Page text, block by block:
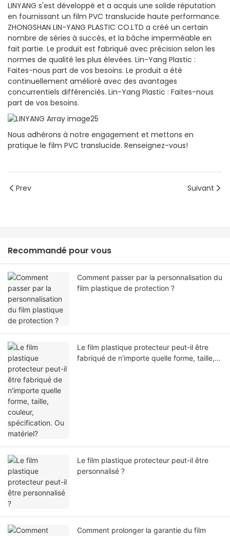
LINYANG s'est développé et a acquis une solide réputation
en fournissant un film PVC translucide haute performance.
ZHONGSHAN LIN-YANG PLASTIC CO.LTD a créé un certain
nombre de séries à succès, et la bâche imperméable en
fait partie. Le produit est fabriqué avec précision selon les
normes de qualité les plus élevées. Lin-Yang Plastic :
Faites-nous part de vos besoins. Le produit a été
continuellement amélioré avec des avantages
concurrentiels différenciés. Lin-Yang Plastic : Faites-nous
part de vos besoins.
Nous adhérons à notre engagement et mettons en
pratique le film PVC translucide. Renseignez-vous!
Prev Suivant
Recommandé pour vous
Comment passer par la personnalisation du
film plastique de protection ?
Le film plastique protecteur peut-il être
fabriqué de n'importe quelle forme, taille,
Le film plastique protecteur peut-il être
personnalisé ?
Comment prolonger la garantie du film